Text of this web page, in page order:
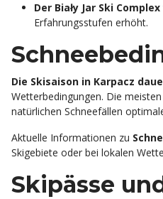
Der Biały Jar Ski Complex
Erfahrungsstufen erhöht.
Die Skisaison in Karpacz
Wetterbedingungen. Die
natürlichen Schneefällen
Aktuelle Informationen zu
Skigebiete oder bei lokalen
Skipässe